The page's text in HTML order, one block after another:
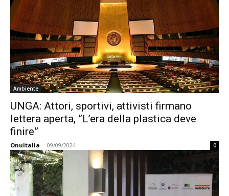
Ambiente
UNGA: Attori, sportivi, attivisti firmano
lettera aperta, ”L’era della plastica deve
finire”
OnuItalia - 09/09/2024 0